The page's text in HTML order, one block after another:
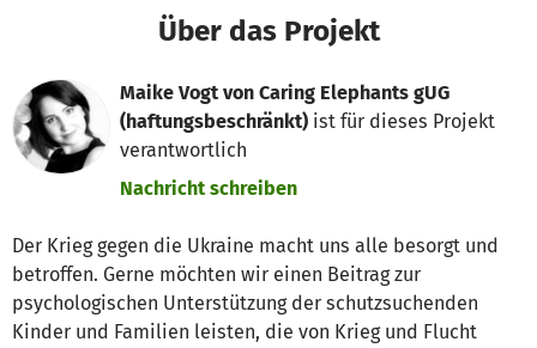
Über das Projekt
Maike Vogt von Caring Elephants gUG
(haftungsbeschränkt) ist für dieses Projekt
verantwortlich
Nachricht schreiben
Der Krieg gegen die Ukraine macht uns alle besorgt und
betroffen. Gerne möchten wir einen Beitrag zur
psychologischen Unterstützung der schutzsuchenden
Kinder und Familien leisten, die von Krieg und Flucht